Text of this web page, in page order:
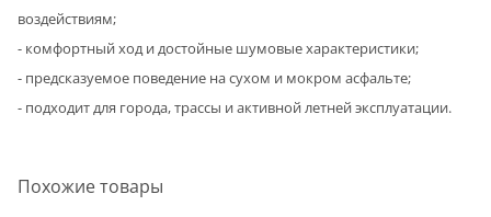
воздействиям;
- комфортный ход и достойные шумовые характеристики;
- предсказуемое поведение на сухом и мокром асфальте;
- подходит для города, трассы и активной летней эксплуатации.
Похожие товары